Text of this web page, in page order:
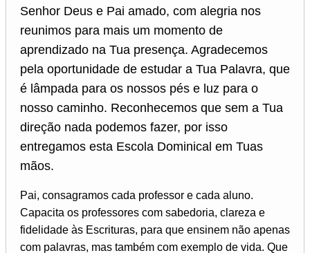
Senhor Deus e Pai amado, com alegria nos
reunimos para mais um momento de
aprendizado na Tua presença. Agradecemos
pela oportunidade de estudar a Tua Palavra, que
é lâmpada para os nossos pés e luz para o
nosso caminho. Reconhecemos que sem a Tua
direção nada podemos fazer, por isso
entregamos esta Escola Dominical em Tuas
mãos.
Pai, consagramos cada professor e cada aluno.
Capacita os professores com sabedoria, clareza e
fidelidade às Escrituras, para que ensinem não apenas
com palavras, mas também com exemplo de vida. Que